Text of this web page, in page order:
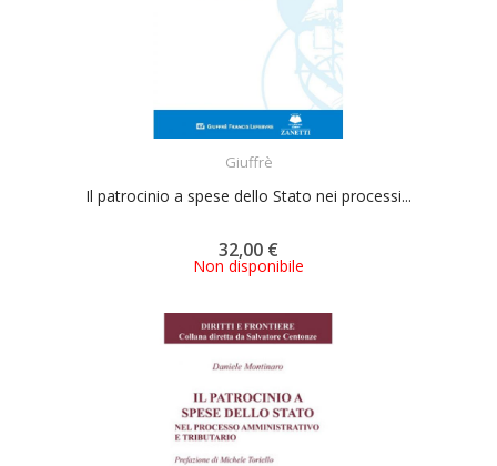
Giuffrè
Il patrocinio a spese dello Stato nei processi...
32,00 €
Non disponibile